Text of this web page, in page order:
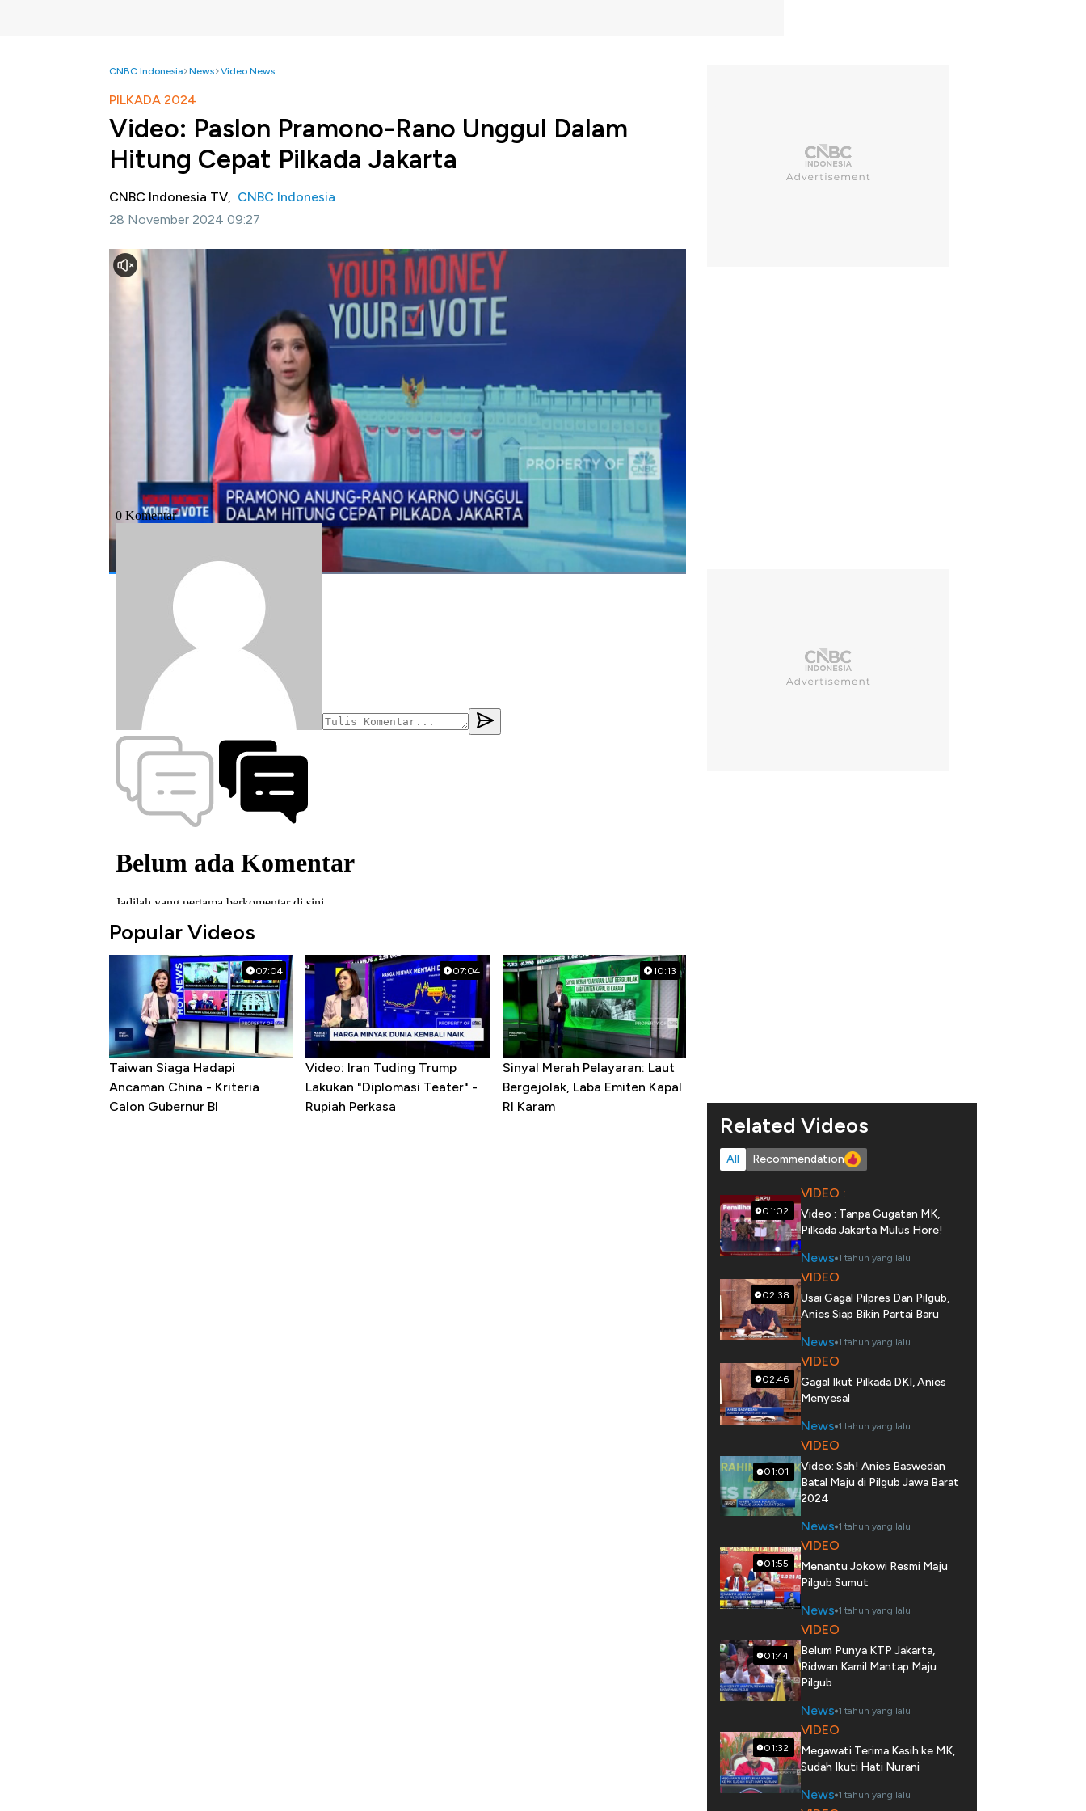
CNBC Indonesia News Video News
PILKADA 2024
Video: Paslon Pramono-Rano Unggul Dalam
Hitung Cepat Pilkada Jakarta
CNBC Indonesia TV, CNBC Indonesia
28 November 2024 09:27
Jakarta, CNBC Indonesia -
Pasangan Pramono Anung - Rano Karno unggul dari dua paslon lainnya
dalam hasil akhir hitung cepat atau Quick Count empat lembaga Survei di Pilgub Jakarta 2024.
Selengkapnya dalam program Squawk Box CNBC Indonesia (Senin, 28/11/2024) berikut ini.
#pilkada #pramono-rano karno #pilgub dki
Popular Videos
07:04
Taiwan Siaga Hadapi
Ancaman China - Kriteria
Calon Gubernur BI
07:04
Video: Iran Tuding Trump
Lakukan "Diplomasi Teater" -
Rupiah Perkasa
10:13
Sinyal Merah Pelayaran: Laut
Bergejolak, Laba Emiten Kapal
RI Karam
Related Videos
All Recommendation
01:02
VIDEO :
Video : Tanpa Gugatan MK,
Pilkada Jakarta Mulus Hore!
News 1 tahun yang lalu
02:38
VIDEO
Usai Gagal Pilpres Dan Pilgub,
Anies Siap Bikin Partai Baru
News 1 tahun yang lalu
02:46
VIDEO
Gagal Ikut Pilkada DKI, Anies
Menyesal
News 1 tahun yang lalu
01:01
VIDEO
Video: Sah! Anies Baswedan
Batal Maju di Pilgub Jawa Barat
2024
News 1 tahun yang lalu
01:55
VIDEO
Menantu Jokowi Resmi Maju
Pilgub Sumut
News 1 tahun yang lalu
01:44
VIDEO
Belum Punya KTP Jakarta,
Ridwan Kamil Mantap Maju
Pilgub
News 1 tahun yang lalu
01:32
VIDEO
Megawati Terima Kasih ke MK,
Sudah Ikuti Hati Nurani
News 1 tahun yang lalu